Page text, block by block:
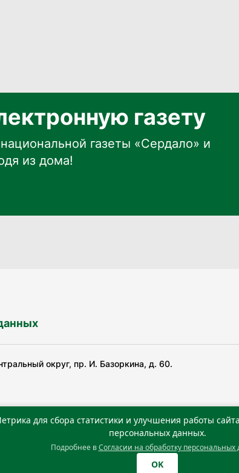
газету
газеты «Сердало» и
из дома!
округ, пр. И. Базоркина, д. 60.
службой по надзору в сфере связи,
г. Учредитель: Государственное автономное
для сбора статистики и улучшения работы
персональных данных.
Подробнее вСогласии на обработку персональных
OK